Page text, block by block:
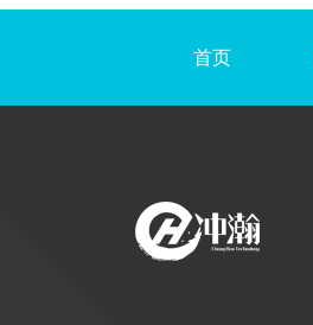
首页